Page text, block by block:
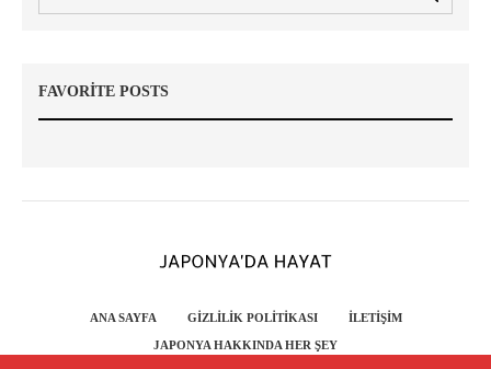
FAVORITE POSTS
ANA SAYFA GIZLILIK POLITIKASI İLETIŞIM
JAPONYA HAKKINDA HER ŞEY